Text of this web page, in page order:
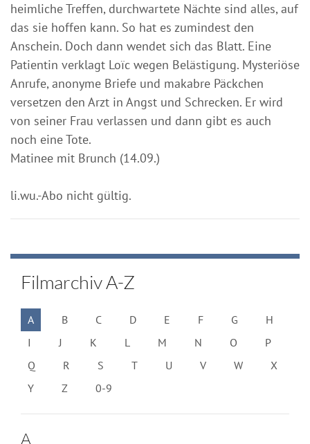
heimliche Treffen, durchwartete Nächte sind alles, auf
das sie hoffen kann. So hat es zumindest den
Anschein. Doch dann wendet sich das Blatt. Eine
Patientin verklagt Loïc wegen Belästigung. Mysteriöse
Anrufe, anonyme Briefe und makabre Päckchen
versetzen den Arzt in Angst und Schrecken. Er wird
von seiner Frau verlassen und dann gibt es auch
noch eine Tote.
Matinee mit Brunch (14.09.)
li.wu.-Abo nicht gültig.
Filmarchiv A-Z
A B C D E F G
H
I
J K L M N O
P
Q
R S T U V W
X
Y
Z 0-9
A